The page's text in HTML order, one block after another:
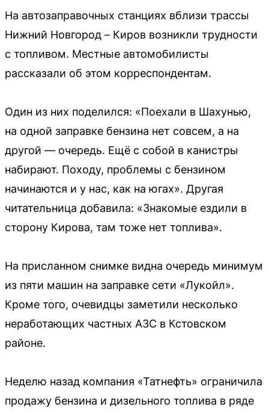
На автозаправочных станциях вблизи трассы
Нижний Новгород – Киров возникли трудности
с топливом. Местные автомобилисты
рассказали об этом корреспондентам.
Один из них поделился: «Поехали в Шахунью,
на одной заправке бензина нет совсем, а на
другой — очередь. Ещё с собой в канистры
набирают. Походу, проблемы с бензином
начинаются и у нас, как на югах». Другая
читательница добавила: «Знакомые ездили в
сторону Кирова, там тоже нет топлива».
На присланном снимке видна очередь минимум
из пяти машин на заправке сети «Лукойл».
Кроме того, очевидцы заметили несколько
неработающих частных АЗС в Кстовском
районе.
Неделю назад компания «Татнефть» ограничила
продажу бензина и дизельного топлива в ряде